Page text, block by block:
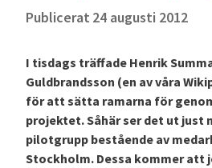
Publicerat 24 augusti 2012
I tisdags träffade Henrik
Guldbrandsson (en av våra
för att sätta ramarna för
projektet. Såhär ser det ut just
pilotgrupp bestående av
Stockholm. Dessa kommer att